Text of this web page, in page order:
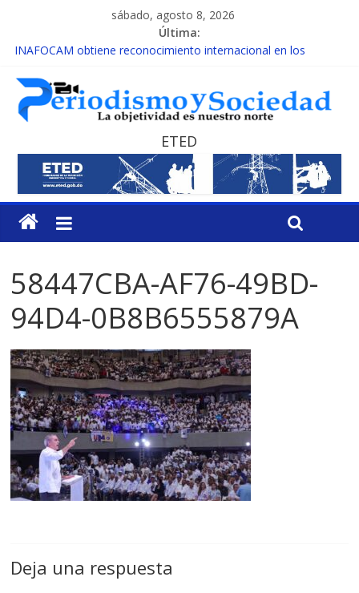
sábado, agosto 8, 2026
Última:
INAFOCAM obtiene reconocimiento internacional en los
15 de febrero de cada año es Día Nacional de la lucha contra el
cáncer infantil
EL ENFOQUE UNILATERAL DE LA COALICIÓN
MESCyT y Universidad Albizu apoyarán rehabilitación de
reclusos
MESCyT presenta calendario de Consulta Nacional por la
Educación
ETED
58447CBA-AF76-49BD-
94D4-0B8B6555879A
Deja una respuesta